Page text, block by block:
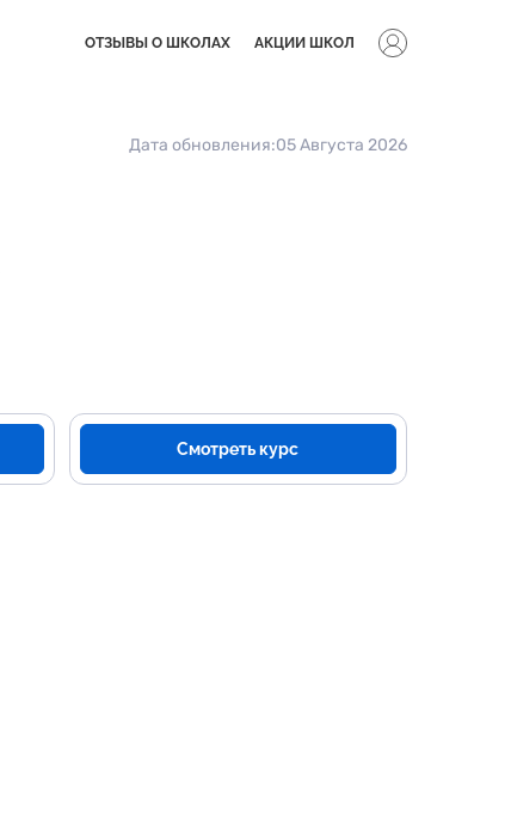
ОТЗЫВЫ О ШКОЛАХ АКЦИИ ШКОЛ
Дата обновления:05 Августа 2026
Смотреть курс